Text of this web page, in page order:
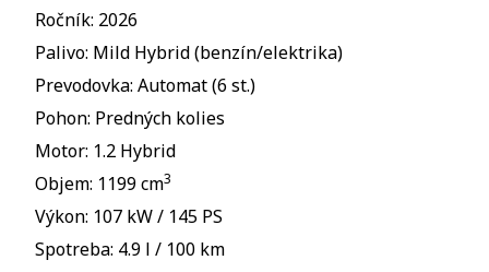
Ročník: 2026
Palivo: Mild Hybrid (benzín/elektrika)
Prevodovka: Automat (6 st.)
Pohon: Predných kolies
Motor: 1.2 Hybrid
Objem: 1199 cm3
Výkon: 107 kW / 145 PS
Spotreba: 4.9 l / 100 km